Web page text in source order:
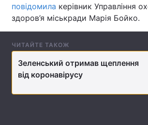
Спорт Наука
Зброя
Здоров'я
повідомила керівник Управління
здоров’я міськради Марія Бойко.
ЧИТАЙТЕ ТАКОЖ
Зеленський отримав щеплення
від коронавірусу